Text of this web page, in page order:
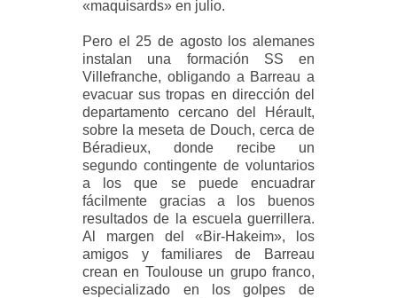
«maquisards» en julio.
Pero el 25 de agosto los alemanes
instalan una formación SS en
Villefranche, obligando a Barreau a
evacuar sus tropas en dirección del
departamento cercano del Hérault,
sobre la meseta de Douch, cerca de
Béradieux, donde recibe un
segundo contingente de voluntarios
a los que se puede encuadrar
fácilmente gracias a los buenos
resultados de la escuela guerrillera.
Al margen del «Bir-Hakeim», los
amigos y familiares de Barreau
crean en Toulouse un grupo franco,
especializado en los golpes de